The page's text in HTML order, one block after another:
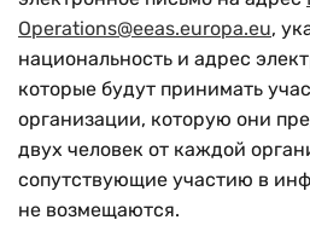
Operations@eeas.europa.eu,
национальность и адрес
которые будут принимать
организации, которую они
двух человек от каждой
сопутствующие участию в
не возмещаются.